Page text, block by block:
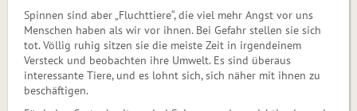
Spinnen sind aber „Fluchttiere“, die viel mehr Angst vor uns
Menschen haben als wir vor ihnen. Bei Gefahr stellen sie sich
tot. Völlig ruhig sitzen sie die meiste Zeit in irgendeinem
Versteck und beobachten ihre Umwelt. Es sind überaus
interessante Tiere, und es lohnt sich, sich näher mit ihnen zu
beschäftigen.